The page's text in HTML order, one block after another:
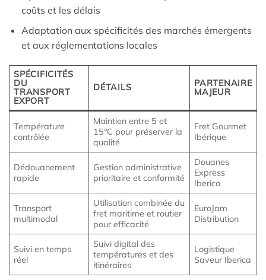
coûts et les délais
Adaptation aux spécificités des marchés émergents
et aux réglementations locales
SPÉCIFICITÉS
DU
TRANSPORT
EXPORT
DÉTAILS
PARTENAIRE
MAJEUR
Température
contrôlée
Maintien entre 5 et
15°C pour préserver la
qualité
Fret Gourmet
Ibérique
Dédouanement
rapide
Gestion administrative
prioritaire et conformité
Douanes
Express
Iberico
Transport
multimodal
Utilisation combinée du
fret maritime et routier
pour efficacité
EuroJam
Distribution
Suivi en temps
réel
Suivi digital des
températures et des
itinéraires
Logistique
Saveur Iberica